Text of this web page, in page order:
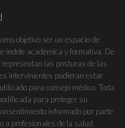
objetivo ser un espacio de
índole académica y formativa. De
representan las posturas de las
intervinientes pudieran estar
para consejo médico. Toda
para proteger su
informado por parte
a profesionales de la salud.